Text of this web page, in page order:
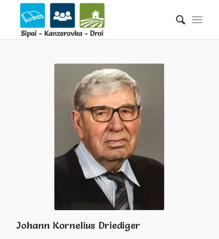
Johann Kornelius Driediger